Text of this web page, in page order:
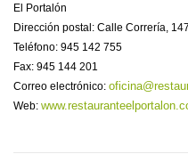
El Portalón
Dirección postal: Calle Correría,
Teléfono: 945 142 755
Fax: 945 144 201
Correo electrónico:
Web: